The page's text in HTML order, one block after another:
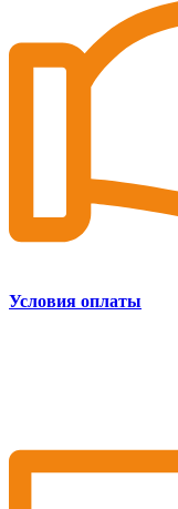
Условия оплаты